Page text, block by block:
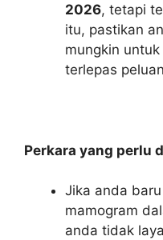
2026, tetapi
itu, pastikan
mungkin
terlepas
Perkara yang perlu
Jika anda
mamogram
anda tidak